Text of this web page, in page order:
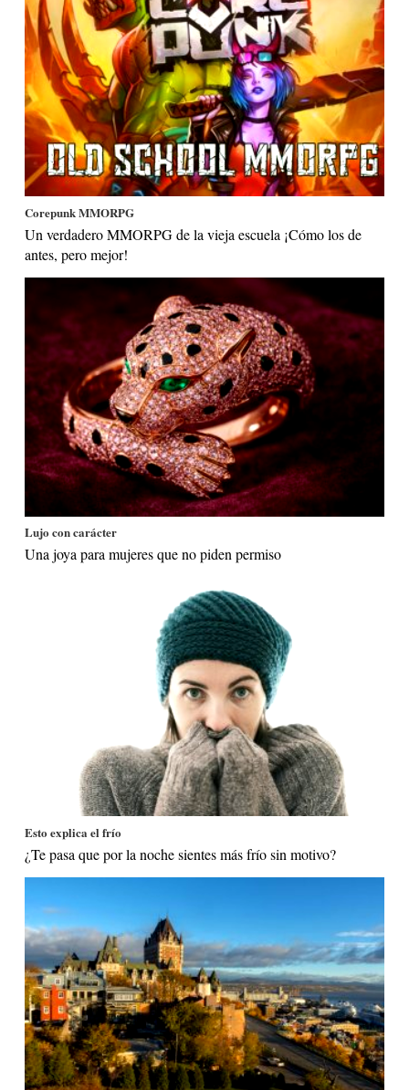
Corepunk MMORPG
Un verdadero MMORPG de la vieja escuela ¡Cómo los de
antes, pero mejor!
Lujo con carácter
Una joya para mujeres que no piden permiso
Esto explica el frío
¿Te pasa que por la noche sientes más frío sin motivo?